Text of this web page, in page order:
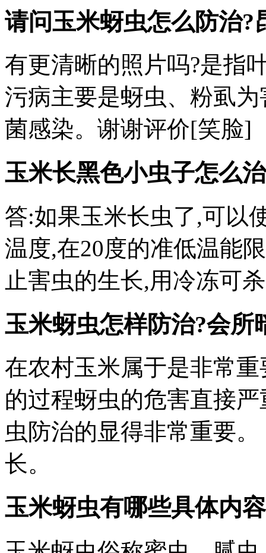
请问玉米蚜虫怎么防治?
有更清晰的照片吗?是指
污病主要是蚜虫、粉虱
菌感染。谢谢评价[笑脸]
玉米长黑色小虫子怎么
答:如果玉米长虫了,可以
温度,在20度的准低温能
止害虫的生长,用冷冻可
玉米蚜虫怎样防治?会所
在农村玉米属于是非常
的过程蚜虫的危害直接
虫防治的显得非常重要
长。
玉米蚜虫有哪些具体内